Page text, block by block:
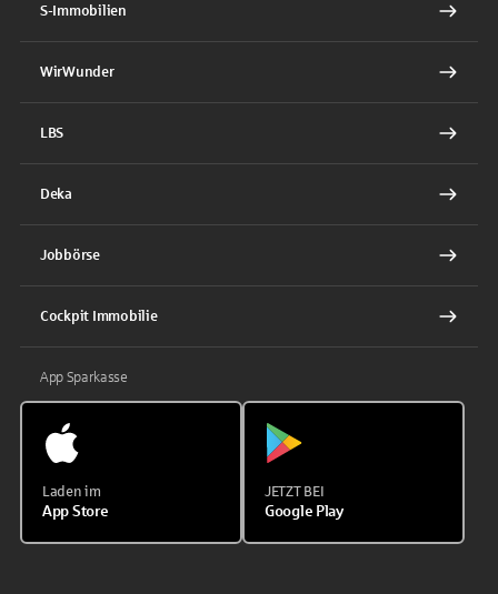
S-Immobilien
WirWunder
LBS
Deka
Jobbörse
Cockpit Immobilie
App Sparkasse
Laden im
App Store
JETZT BEI
Google Play